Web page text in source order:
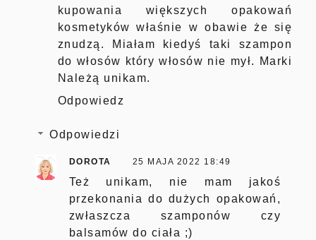
kupowania większych opakowań
kosmetyków właśnie w obawie że się
znudzą. Miałam kiedyś taki szampon
do włosów który włosów nie mył. Marki
Należą unikam.
Odpowiedz
Odpowiedzi
DOROTA 25 MAJA 2022 18:49
Też unikam, nie mam jakoś
przekonania do dużych opakowań,
zwłaszcza szamponów czy
balsamów do ciała ;)